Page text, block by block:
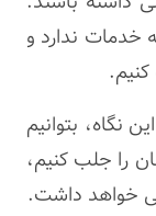
خدمات ندارد و
نگاه، بتوانیم
را جلب کنیم،
خواهد داشت.